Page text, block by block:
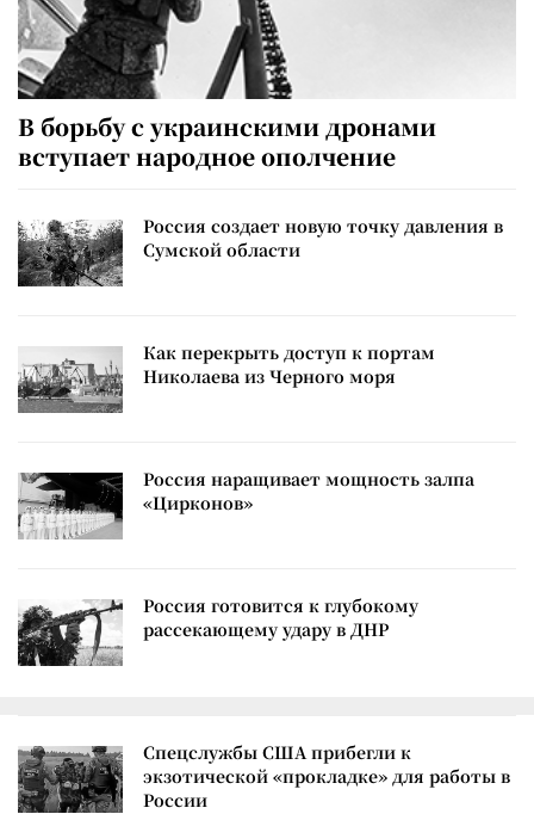
В борьбу с украинскими дронами
вступает народное ополчение
Россия создает новую точку давления в
Сумской области
Как перекрыть доступ к портам
Николаева из Черного моря
Россия наращивает мощность залпа
«Цирконов»
Россия готовится к глубокому
рассекающему удару в ДНР
Спецслужбы США прибегли к
экзотической «прокладке» для работы в
России